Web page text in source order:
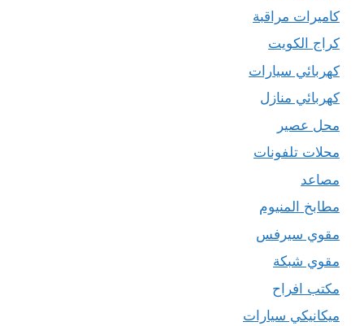
كاميرات مراقبة
كراج الكويت
كهربائي سيارات
كهربائي منازل
محل عصير
محلات تلفونات
مصاعد
مطابخ المنيوم
مقوي سيرفس
مقوي شبكة
مكتب افراح
ميكانيكي سيارات